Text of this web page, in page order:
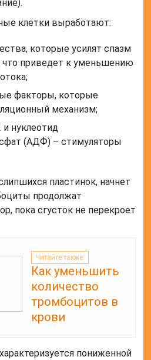
клетки выработают:
которые усилят спазм
что приведет к уменьшению
факторы, которые
механизм;
и нуклеотид
(АДФ) – стимуляторы
пластинок, начнет
продолжат
пока сгусток не перекроет
Читайте также:
Как уменьшить
количество
тромбоцитов в
крови
пониженной